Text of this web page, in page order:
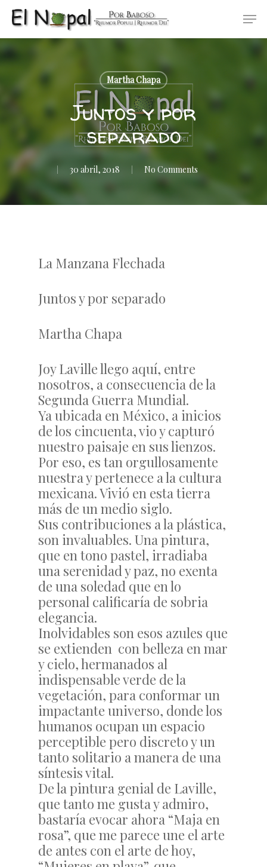
Skip
main
content
Martha Chapa
Juntos y por
separado
30 abril, 2018 No Comments
La Manzana Flechada
Juntos y por separado
Martha Chapa
Joy Laville llego aquí, entre
nosotros, a consecuencia de la
Segunda Guerra Mundial.
Ya ubicada en México, a inicios
de los cincuenta, vio y capturó
nuestro paisaje en sus lienzos.
Por eso, es tan orgullosamente
nuestra y pertenece a la cultura
mexicana. Vivió en esta tierra
más de un medio siglo.
Sus contribuciones a la plástica,
son invaluables. Una pintura,
que en tono pastel, irradiaba
una serenidad y paz, no exenta
de una soledad que en lo
personal calificaría de sobria
elegancia.
Inolvidables son esos azules que
se extienden con belleza en mar
y cielo, hermanados al
indispensable verde de la
vegetación, para conformar un
impactante universo, donde los
humanos ocupan un espacio
perceptible pero discreto y un
tanto solitario a manera de una
síntesis vital.
De la pintura genial de Laville,
que tanto me gusta y admiro,
bastaría evocar ahora “Maja en
rosa”, que me parece une el arte
de antes con el arte de hoy,